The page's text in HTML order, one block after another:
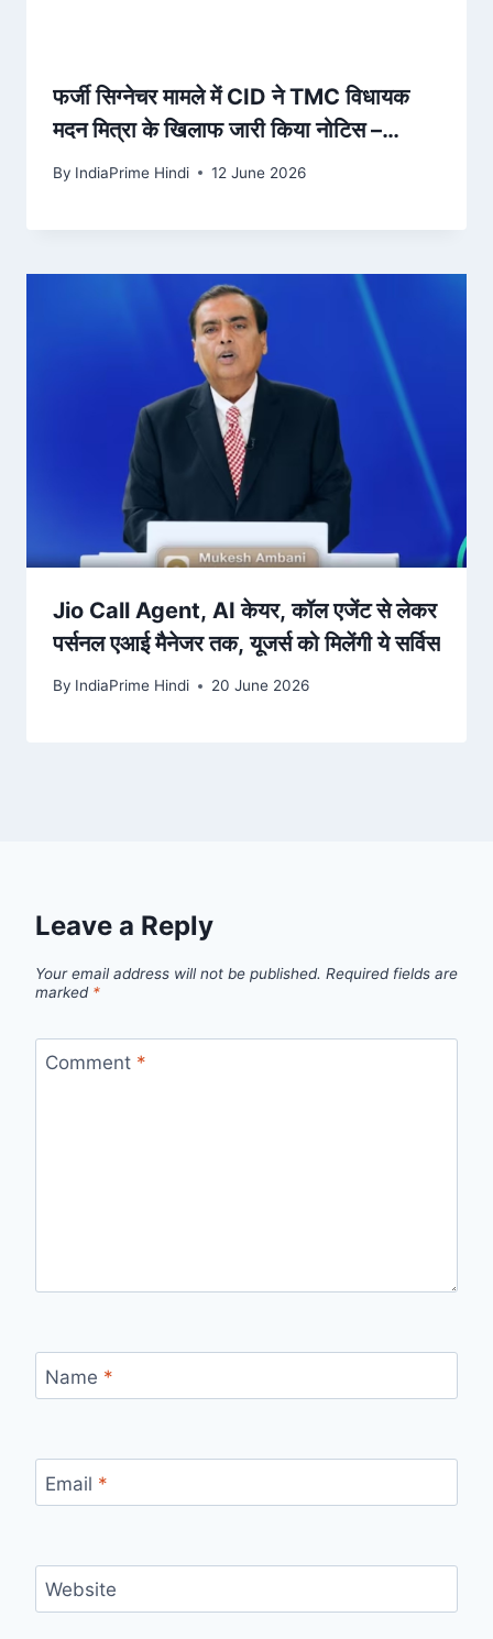
फर्जी सिग्नेचर मामले में CID ने TMC विधायक
मदन मित्रा के खिलाफ जारी किया नोटिस –
ndtv.in
By IndiaPrime Hindi 12 June 2026
Jio Call Agent, AI केयर, कॉल एजेंट से लेकर
पर्सनल एआई मैनेजर तक, यूजर्स को मिलेंगी ये सर्विस
By IndiaPrime Hindi 20 June 2026
Leave a Reply
Your email address will not be published. Required fields are
marked *
Comment *
Name *
Email *
Website